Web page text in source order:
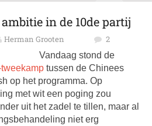
in de 10de partij
Herman Grooten 2
Vandaag stond de
tussen de Chinees
op het programma. Op
met wit een poging zou
uit het zadel te tillen, maar al
niet erg